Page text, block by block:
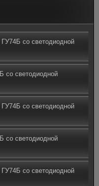
со светодиодной
со светодиодной
со светодиодной
со светодиодной
со светодиодной